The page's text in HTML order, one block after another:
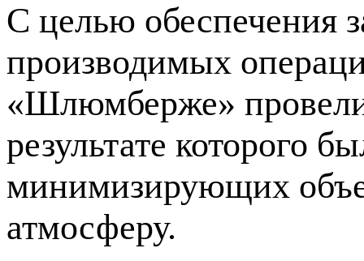
С целью обеспечения
производимых
«Шлюмберже» провели
результате которого
минимизирующих
атмосферу.